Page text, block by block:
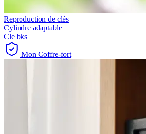
Reproduction de clés
Cylindre adaptable
Cle bks
Mon Coffre-fort